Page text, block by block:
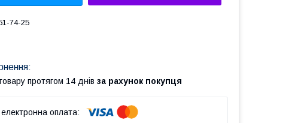
74-25
протягом 14 днів за рахунок покупця